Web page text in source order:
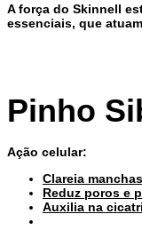
A força do Skinnell
essenciais, que
Pinho
Ação celular:
Clareia
Reduz poros e
Auxilia na